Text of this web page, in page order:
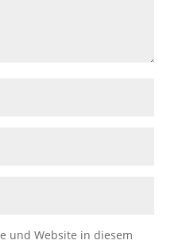
und Website in diesem